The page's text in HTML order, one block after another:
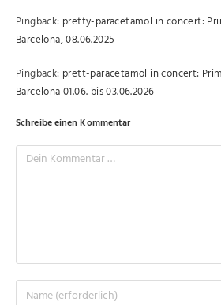
Pingback: pretty-paracetamol in concert:
Barcelona, 08.06.2025
Pingback: prett-paracetamol in concert:
Barcelona 01.06. bis 03.06.2026
Schreibe einen Kommentar